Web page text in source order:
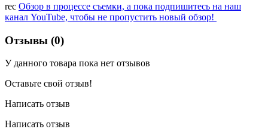
rec Обзор в процессе съемки, а пока подпишитесь на наш
канал YouTube, чтобы не пропустить новый обзор!
Отзывы (0)
У данного товара пока нет отзывов
Оставьте свой отзыв!
Написать отзыв
Написать отзыв